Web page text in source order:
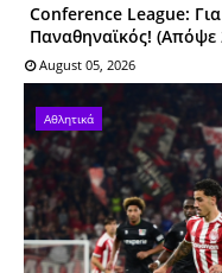
Conference League:
Παναθηναϊκός! (Απόψε
August 05, 2026
Αθλητικά